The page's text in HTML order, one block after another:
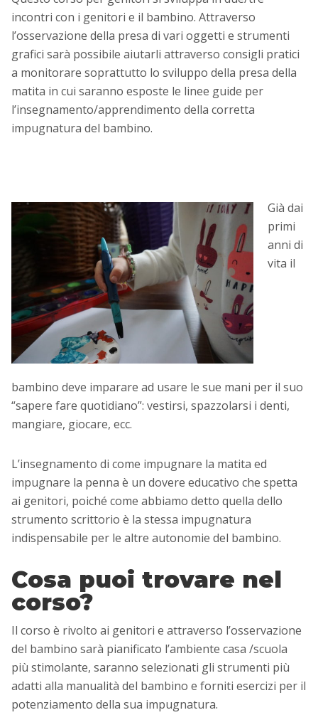
incontri con i genitori e il bambino. Attraverso
l’osservazione della presa di vari oggetti e strumenti
grafici sarà possibile aiutarli attraverso consigli pratici
a monitorare soprattutto lo sviluppo della presa della
matita in cui saranno esposte le linee guide per
l’insegnamento/apprendimento della corretta
impugnatura del bambino.
Già dai
primi
anni di
vita il
bambino deve imparare ad usare le sue mani per il suo
“sapere fare quotidiano”: vestirsi, spazzolarsi i denti,
mangiare, giocare, ecc.
L’insegnamento di come impugnare la matita ed
impugnare la penna è un dovere educativo che spetta
ai genitori, poiché come abbiamo detto quella dello
strumento scrittorio è la stessa impugnatura
indispensabile per le altre autonomie del bambino.
Cosa puoi trovare nel
corso?
Il corso è rivolto ai genitori e attraverso l’osservazione
del bambino sarà pianificato l’ambiente casa /scuola
più stimolante, saranno selezionati gli strumenti più
adatti alla manualità del bambino e forniti esercizi per il
potenziamento della sua impugnatura.